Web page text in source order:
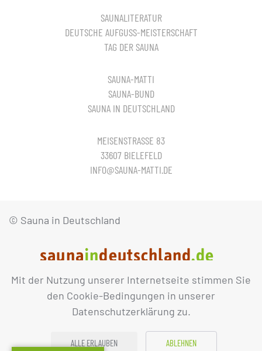
Mit der Nutzung unserer Internetseite stimmen Sie
den Cookie-Bedingungen in unserer
Datenschutzerklärung zu.
ALLE ERLAUBEN ABLEHNEN
SAUNALITERATUR
DEUTSCHE AUFGUSS-MEISTERSCHAFT
TAG DER SAUNA
SAUNA-MATTI
SAUNA-BUND
SAUNA IN DEUTSCHLAND
MEISENSTRASSE 83
33607 BIELEFELD
INFO@SAUNA-MATTI.DE
© Sauna in Deutschland
IMPRESSUM DATENSCHUTZ